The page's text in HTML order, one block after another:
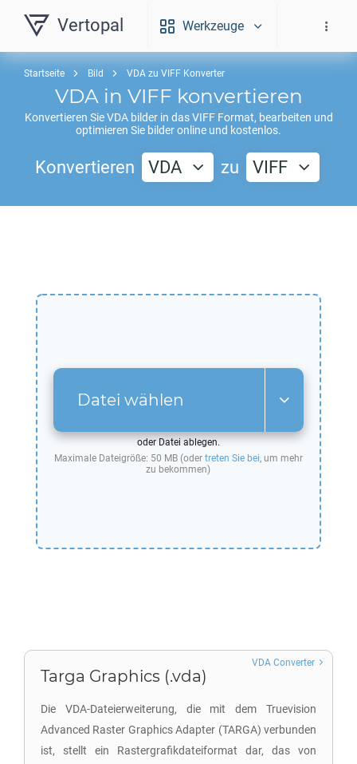
Vertopal Werkzeuge
Startseite Bild VDA zu VIFF Konverter
VDAin VIFF konvertieren
Konvertieren SieVDAbilder in dasVIFFFormat, bearbeiten und
optimieren Sie bilder online und kostenlos.
Konvertieren VDA zu VIFF
Datei wählen
oder Datei ablegen.
Maximale Dateigröße: 50 MB (oder treten Sie bei, um mehr
zu bekommen)
Targa Graphics (.vda)
Die VDA-Dateierweiterung, die mit dem Truevision
Advanced Raster Graphics Adapter (TARGA) verbunden
ist, stellt ein Rastergrafikdateiformat dar, das von
VDA Converter